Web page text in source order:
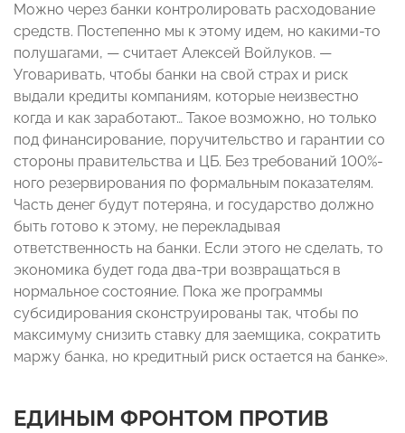
Можно через банки контролировать расходование
средств. Постепенно мы к этому идем, но какими-то
полушагами, — считает Алексей Войлуков. —
Уговаривать, чтобы банки на свой страх и риск
выдали кредиты компаниям, которые неизвестно
когда и как заработают… Такое возможно, но только
под финансирование, поручительство и гарантии со
стороны правительства и ЦБ. Без требований 100%-
ного резервирования по формальным показателям.
Часть денег будут потеряна, и государство должно
быть готово к этому, не перекладывая
ответственность на банки. Если этого не сделать, то
экономика будет года два-три возвращаться в
нормальное состояние. Пока же программы
субсидирования сконструированы так, чтобы по
максимуму снизить ставку для заемщика, сократить
маржу банка, но кредитный риск остается на банке».
ЕДИНЫМ ФРОНТОМ ПРОТИВ